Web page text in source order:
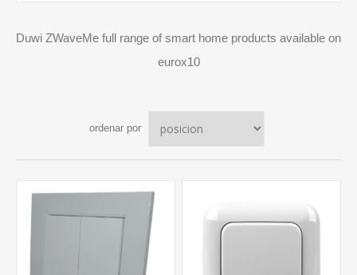
Duwi ZWaveMe full range of smart home products available on
eurox10
ordenar por